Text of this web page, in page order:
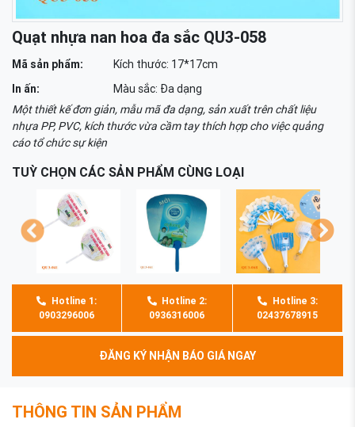
Quạt nhựa nan hoa đa sắc QU3-058
Mã sản phẩm:
Kích thước: 17*17cm
In ấn:
Màu sắc: Đa dạng
Một thiết kế đơn giản, mẫu mã đa dạng, sản xuất trên chất liệu
nhựa PP, PVC, kích thước vừa cầm tay thích hợp cho việc quảng
cáo tổ chức sự kiện
TUỲ CHỌN CÁC SẢN PHẨM CÙNG LOẠI
Hotline 1:
0903296006
Hotline 2:
0936316006
Hotline 3:
02437678915
ĐĂNG KÝ NHẬN BÁO GIÁ NGAY
THÔNG TIN SẢN PHẨM